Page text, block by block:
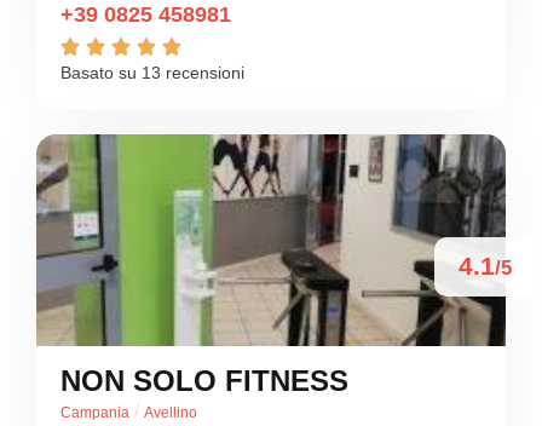
+39 0825 458981
    
Basato su 13 recensioni
4.1/5
NON SOLO FITNESS
Campania / Avellino